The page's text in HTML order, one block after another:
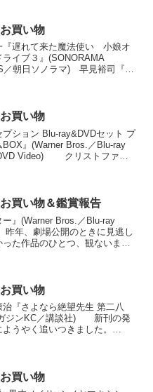
買い物
『遅れて来た魔法使い 小娘オ
ライブ３』(SONORAMA
／朝日ソノラマ) 早見裕司『メ
買い物
プション Blu-ray&DVDセット プ
BOX』(Warner Bros.／Blu-ray
Video) クリストファ
買い物＆鑑賞報告
ー』(Warner Bros.／Blu-ray
年、劇場公開のときに見逃し
た作品のひとつ、観ないまま
買い物
治『さよなら絶望先生 第二八
ジンKC／講談社) 新刊の発
うやく追いつきました。
買い物